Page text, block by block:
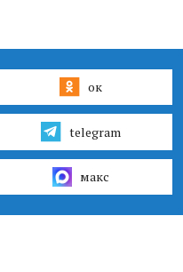
ок
telegram
макс